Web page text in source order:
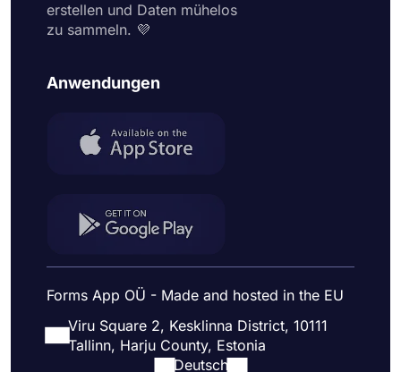
erstellen und Daten mühelos
zu sammeln. 💜
Anwendungen
Forms App OÜ - Made and hosted in the EU
Viru Square 2, Kesklinna District, 10111
Tallinn, Harju County, Estonia
Deutsch